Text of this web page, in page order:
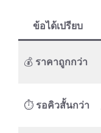
ข้อได้เปรียบ
💰 ราคาถูกกว่า
⏱ รอคิวสั้นกว่า